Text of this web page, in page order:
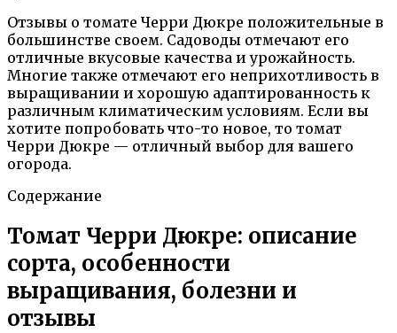
Отзывы о томате Черри Дюкре положительные в
большинстве своем. Садоводы отмечают его
отличные вкусовые качества и урожайность.
Многие также отмечают его неприхотливость в
выращивании и хорошую адаптированность к
различным климатическим условиям. Если вы
хотите попробовать что-то новое, то томат
Черри Дюкре — отличный выбор для вашего
огорода.
Содержание
Томат Черри Дюкре: описание
сорта, особенности
выращивания, болезни и
отзывы